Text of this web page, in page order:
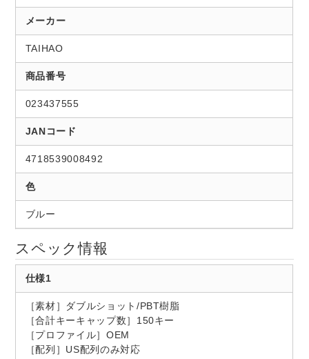
メーカー
TAIHAO
商品番号
023437555
JANコード
4718539008492
色
ブルー
スペック情報
仕様1
［素材］ダブルショット/PBT樹脂
［合計キーキャップ数］150キー
［プロファイル］OEM
［配列］US配列のみ対応